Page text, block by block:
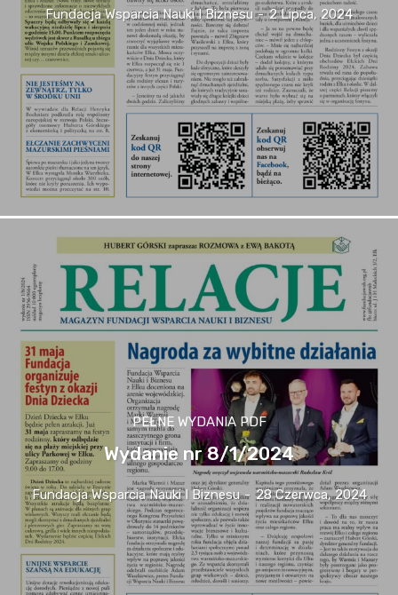
Fundacja Wsparcia Nauki I Biznesu - 2 Lipca, 2024
PEŁNE WYDANIA PDF
Wydanie nr 8/1/2024
Fundacja Wsparcia Nauki I Biznesu - 28 Czerwca, 2024